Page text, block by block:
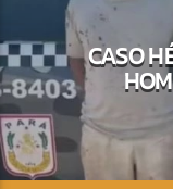
CASO